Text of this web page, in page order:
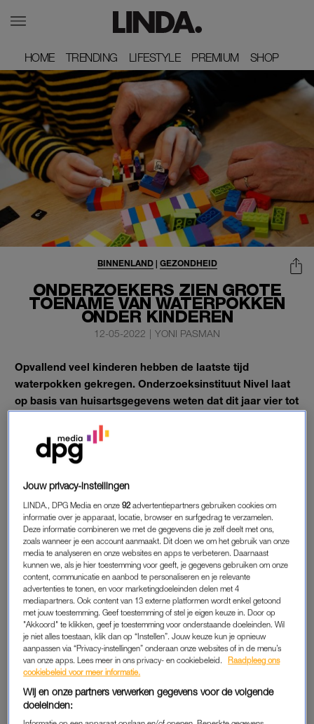
HOME
HOME TRENDING
TRENDING LIFESTYLE
LIFESTYLE PREMIUM
PREMIUM SHOP
SHOP
ONDERZOEKERS ZIEN GROTE
TOENAME VAN WATERPOKKEN
ONDER KINDEREN
BINNENLAND| GEZONDHEID
12-05-2022 | YONI PASMAN
Opvallend veel kinderen hebben de laatste tijd
waterpokken gekregen. Onderzoeksinstituut Nivel laat
op basis van huisartsgegevens weten dat dit jaar vier tot
eerste maanden van 2021.
Het gaat vooral om kinderen tussen de 0 en 4 jaar, maar ook
vaker voor dan een jaar geleden, tot tweemaal zo vaak.
INHAALEFFECT
Nivel schat in dat mogelijk sprake is van een “inhaaleffect” na
de coronajaren. Door alle coronamaatregelen, van
schoolsluitingen tot afstandsregels, kwamen veel
infectieziekten nauwelijks voor in 2020 en 2021. Sinds de
versoepelingen van begin dit jaar krijgen die ziekten weer
meer kans om zich te verspreiden.
Onder de jongste kinderen gaat het nu wekelijks om zo’n 150
vastgestelde gevallen van waterpokken per 100.000 inwoners.
De onderzoekers baseren zich op registraties van honderden
Jouw privacy-instellingen
LINDA., DPG Media en onze92 advertentiepartners gebruiken cookies om
informatie over je apparaat, locatie, browser en surfgedrag te verzamelen.
Deze informatie combineren we met de gegevens die je zelf deelt met ons,
zoals wanneer je een account aanmaakt. Dit doen we om het gebruik van onze
media te analyseren en onze websites en apps te verbeteren. Daarnaast
kunnen we, als je hier toestemming voor geeft, je gegevens gebruiken om onze
content, communicatie en aanbod te personaliseren en je relevante
advertenties te tonen, en voor marketingdoeleinden delen met 4
mediapartners. Ook content van 13 externe platformen wordt enkel getoond
met jouw toestemming. Geef toestemming of stel je eigen keuze in. Door op
"Akkoord" te klikken, geef je toestemming voor onderstaande doeleinden. Wil
je niet alles toestaan, klik dan op “Instellen”. Jouw keuze kun je opnieuw
aanpassen via “Privacy-instellingen” onderaan onze websites of in de menu’s
van onze apps. Lees meer in ons privacy- en cookiebeleid.
Raadpleeg ons
cookiebeleid voor meer informatie.
Wij en onze partners verwerken gegevens voor de volgende
doeleinden: